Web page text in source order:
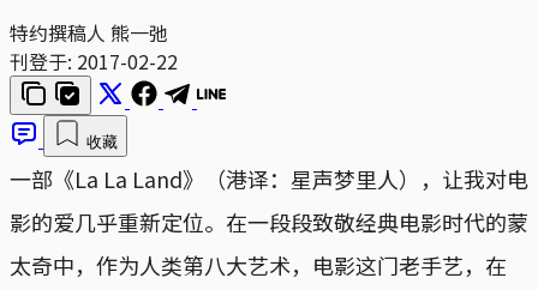
特约撰稿人 熊一弛
刊登于: 2017-02-22
收藏
一部《La La Land》（港译：星声梦里人），让我对电
影的爱几乎重新定位。在一段段致敬经典电影时代的蒙
太奇中，作为人类第八大艺术，电影这门老手艺，在